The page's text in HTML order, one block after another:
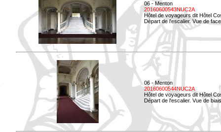
06 - Menton
20160600543NUC2A
Hôtel de voyageurs dit Hôtel
Départ de l'escalier. Vue de
06 - Menton
20160600544NUC2A
Hôtel de voyageurs dit Hôtel
Départ de l'escalier. Vue de